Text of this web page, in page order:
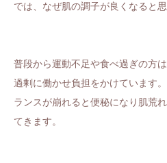
では、なぜ肌の調子が良くなると
普段から運動不足や食べ過ぎの方
過剰に働かせ負担をかけています
ランスが崩れると便秘になり肌荒
てきます。